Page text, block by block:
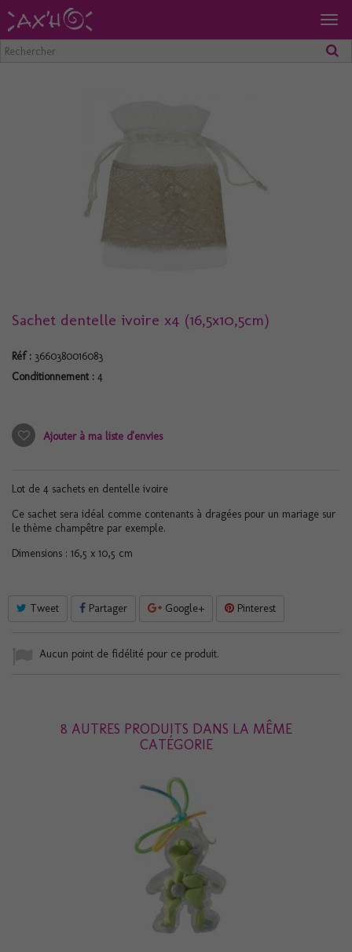
Sachet dentelle ivoire x4 (16,5x10,5cm)
Réf : 3660380016083
Conditionnement : 4
Ajouter à ma liste d'envies
Lot de 4 sachets en dentelle ivoire
Ce sachet sera idéal comme contenants à dragées pour un mariage sur
le thème champêtre par exemple.
Dimensions : 16,5 x 10,5 cm
Tweet Partager Google+ Pinterest
Aucun point de fidélité pour ce produit.
8 AUTRES PRODUITS DANS LA MÊME
CATÉGORIE